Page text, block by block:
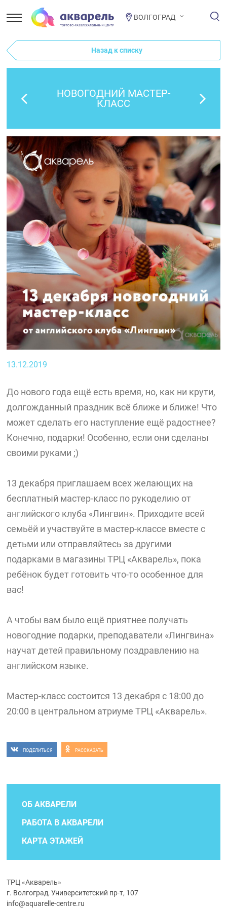
ВОЛГОГРАД
Назад к списку
НОВОГОДНИЙ МАСТЕР-
КЛАСС
13.12.2019
До нового года ещё есть время, но, как ни крути,
долгожданный праздник всё ближе и ближе! Что
может сделать его наступление ещё радостнее?
Конечно, подарки! Особенно, если они сделаны
своими руками ;)
13 декабря приглашаем всех желающих на
бесплатный мастер-класс по рукоделию от
английского клуба «Лингвин». Приходите всей
семьёй и участвуйте в мастер-классе вместе с
детьми или отправляйтесь за другими
подарками в магазины ТРЦ «Акварель», пока
ребёнок будет готовить что-то особенное для
вас!
А чтобы вам было ещё приятнее получать
новогодние подарки, преподаватели «Лингвина»
научат детей правильному поздравлению на
английском языке.
Мастер-класс состоится 13 декабря с 18:00 до
20:00 в центральном атриуме ТРЦ «Акварель».
ПОДЕЛИТЬСЯ РАССКАЗАТЬ
ОБ АКВАРЕЛИ
РАБОТА В АКВАРЕЛИ
КАРТА ЭТАЖЕЙ
ТРЦ «Акварель»
г. Волгоград, Университетский пр-т, 107
info@aquarelle-centre.ru